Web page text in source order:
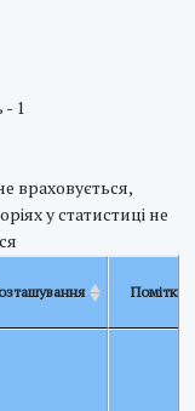
- 1
враховується,
у статистиці не
Помітки